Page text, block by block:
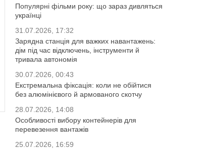
Популярні фільми року: що зараз дивляться
українці
31.07.2026, 17:32
Зарядна станція для важких навантажень:
дім під час відключень, інструменти й
тривала автономія
30.07.2026, 00:43
Екстремальна фіксація: коли не обійтися
без алюмінієвого й армованого скотчу
28.07.2026, 14:08
Особливості вибору контейнерів для
перевезення вантажів
25.07.2026, 16:59